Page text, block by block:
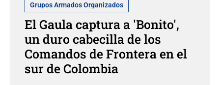
Grupos Armados Organizados
El Gaula captura a 'Bonito',
un duro cabecilla de los
Comandos de Frontera en el
sur de Colombia